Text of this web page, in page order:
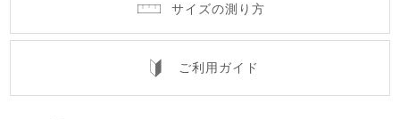
サイズの測り方
ご利用ガイド